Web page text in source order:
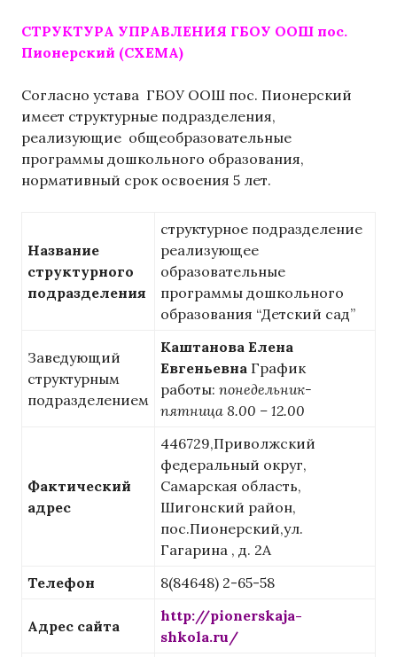
СТРУКТУРА УПРАВЛЕНИЯ ГБОУ ООШ пос.
Пионерский (СХЕМА)
Согласно устава ГБОУ ООШ пос. Пионерский
имеет структурные подразделения,
реализующие общеобразовательные
программы дошкольного образования,
нормативный срок освоения 5 лет.
Название
структурного
подразделения
структурное подразделение
реализующее
образовательные
программы дошкольного
образования “Детский сад”
Заведующий
структурным
подразделением
Каштанова Елена
Евгеньевна График
работы: понедельник-
пятница 8.00 – 12.00
Фактический
адрес
446729,Приволжский
федеральный округ,
Самарская область,
Шигонский район,
пос.Пионерский,ул.
Гагарина , д. 2А
Телефон
8(84648) 2-65-58
Адрес сайта
http://pionerskaja-
shkola.ru/